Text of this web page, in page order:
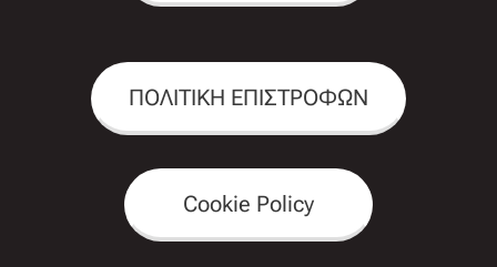
ΠΟΛΙΤΙΚΗ ΕΠΙΣΤΡΟΦΩΝ
Cookie Policy